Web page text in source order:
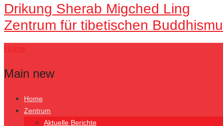
Drikung Sherab Migched Ling
Zentrum für tibetischen
Home
Main new
Home
Zentrum
Aktuelle Berichte